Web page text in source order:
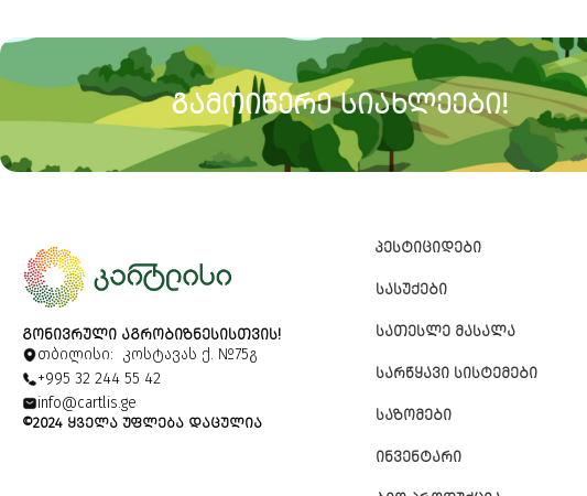
ᲒᲐᲛᲝᲘᲬᲔᲠᲔ ᲡᲘᲐᲮᲚᲔᲔᲑᲘ!
ᲒᲝᲜᲘᲕᲠᲣᲚᲘ ᲐᲒᲠᲝᲑᲘᲖᲜᲔᲡᲘᲡᲗᲕᲘᲡ!
თბილისი: კოსტავას ქ. №75გ
+995 32 244 55 42
info@cartlis.ge
©2024 ᲧᲕᲔᲚᲐ ᲣᲤᲚᲔᲑᲐ ᲓᲐᲪᲣᲚᲘᲐ
ᲞᲔᲡᲢᲘᲪᲘᲓᲔᲑᲘ
ᲡᲐᲡᲣᲥᲔᲑᲘ
ᲡᲐᲗᲔᲡᲚᲔ ᲛᲐᲡᲐᲚᲐ
ᲡᲐᲠᲬᲧᲐᲕᲘ ᲡᲘᲡᲢᲔᲛᲔᲑᲘ
ᲡᲐᲖᲝᲛᲔᲑᲘ
ᲘᲜᲕᲔᲜᲢᲐᲠᲘ